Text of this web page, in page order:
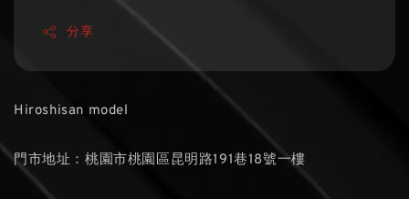
分享
Hiroshisan model
門市地址：桃園市桃園區昆明路191巷18號一樓